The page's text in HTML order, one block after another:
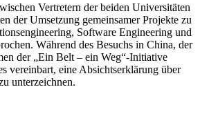
Vertretern der beiden Universitäten
der Umsetzung gemeinsamer Projekte zu
Software Engineering und
Während des Besuchs in China, der
der „Ein Belt – ein Weg“-Initiative
vereinbart, eine Absichtserklärung über
unterzeichnen.